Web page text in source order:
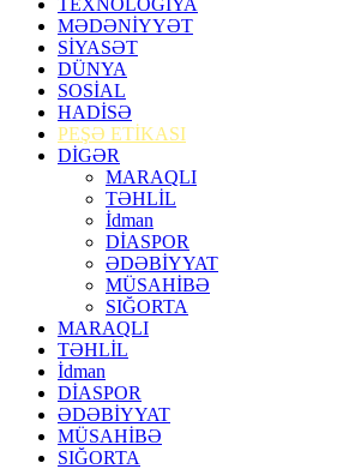
TEXNOLOGİYA
MƏDƏNİYYƏT
SİYASƏT
DÜNYA
SOSİAL
HADİSƏ
PEŞƏ ETİKASI
DİGƏR
MARAQLI
TƏHLİL
İdman
DİASPOR
ƏDƏBİYYAT
MÜSAHİBƏ
SIĞORTA
MARAQLI
TƏHLİL
İdman
DİASPOR
ƏDƏBİYYAT
MÜSAHİBƏ
SIĞORTA